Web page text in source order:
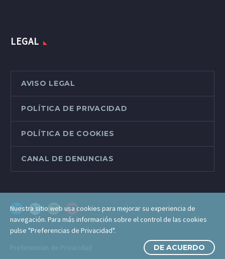
LEGAL
AVISO LEGAL
POLÍTICA DE PRIVACIDAD
POLÍTICA DE COOKIES
CANAL DE DENUNCIAS
Nuestra sitio web usa cookies para mejorar su experiencia de
navegación. Para más información sobre el control de las cookies
pulse "Preferencias de Privacidad".
Preferencias de Privacidad
DE ACUERDO